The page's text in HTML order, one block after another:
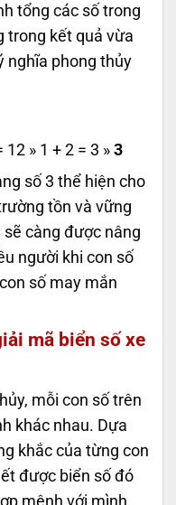
tổng các số trong
trong kết quả vừa
nghĩa phong thủy
» 1 + 2 = 3 »3
số 3 thể hiện cho
tồn và vững
sẽ càng được nâng
người khi con số
số may mắn
mã biển số xe
mỗi con số trên
khác nhau. Dựa
khắc của từng con
được biển số đó